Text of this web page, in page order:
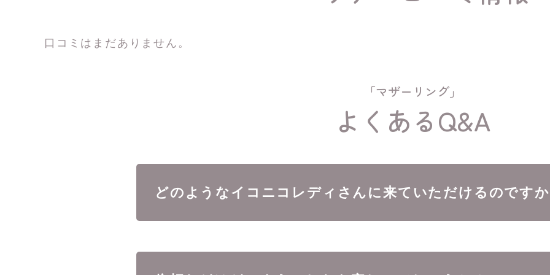
口コミはまだありません。
「マザーリング」
よくあるQ&A
どのようなイコニコレディさんに来ていただけるのです